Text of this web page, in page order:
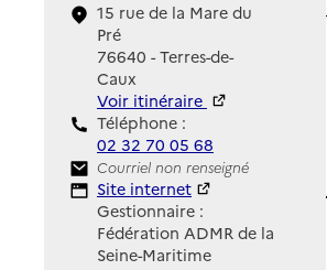
15 rue de la Mare du
Pré
76640 - Terres-de-
Caux
Voir itinéraire
Téléphone :
02 32 70 05 68
Contact
Courriel non renseigné
Site Internet
Site internet
Gestionnaire :
Fédération ADMR de la
Seine-Maritime